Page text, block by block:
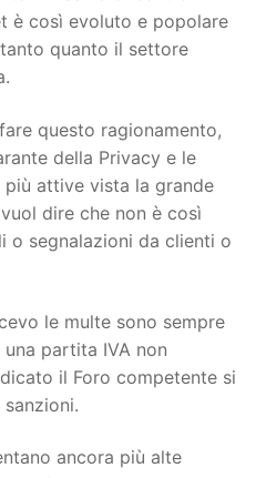
è così evoluto e popolare
quanto il settore
questo ragionamento,
della Privacy e le
attive vista la grande
dire che non è così
o segnalazioni da clienti o
le multe sono sempre
partita IVA non
il Foro competente si
ancora più alte